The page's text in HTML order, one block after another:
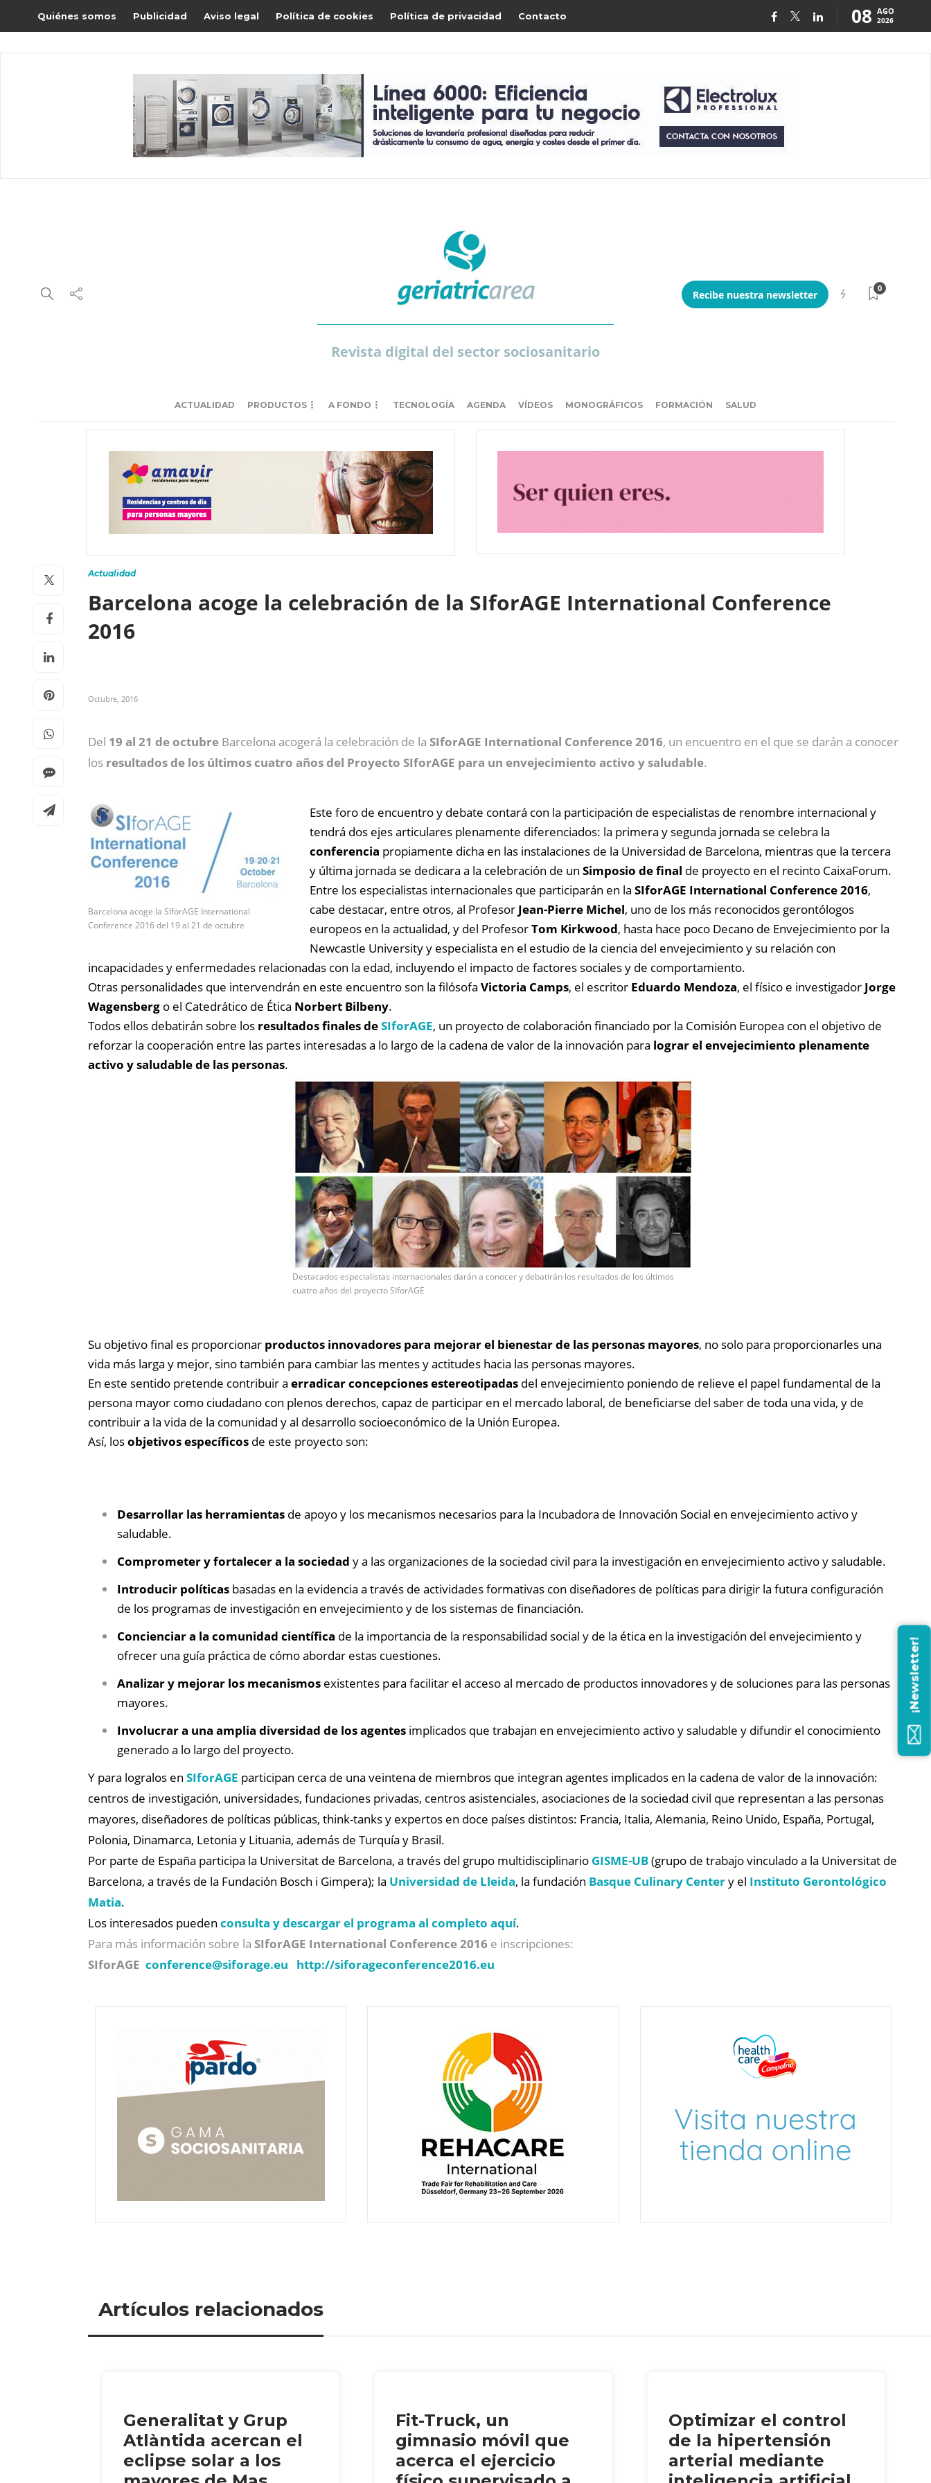
Quiénes somos Publicidad Aviso legal Política de cookies Política de privacidad Contacto 08 AGO
2026
Revista digital del sector sociosanitario
Recibe nuestra newsletter
0
ACTUALIDAD PRODUCTOS A FONDO TECNOLOGÍA AGENDA VÍDEOS MONOGRÁFICOS FORMACIÓN SALUD
Actualidad
Barcelona acoge la celebración de la SIforAGE International Conference
2016
Octubre, 2016
Del 19 al 21 de octubre Barcelona acogerá la celebración de la SIforAGE International Conference 2016, un encuentro en el que se darán a conocer
los resultados de los últimos cuatro años del Proyecto SIforAGE para un envejecimiento activo y saludable.
Barcelona acoge la SIforAGE International
Conference 2016 del 19 al 21 de octubre
Este foro de encuentro y debate contará con la participación de especialistas de renombre internacional y
tendrá dos ejes articulares plenamente diferenciados: la primera y segunda jornada se celebra la
conferencia propiamente dicha en las instalaciones de la Universidad de Barcelona, mientras que la tercera
y última jornada se dedicara a la celebración de un Simposio de final de proyecto en el recinto CaixaForum.
Entre los especialistas internacionales que participarán en la SIforAGE International Conference 2016,
cabe destacar, entre otros, al Profesor Jean-Pierre Michel, uno de los más reconocidos gerontólogos
europeos en la actualidad, y del ProfesorTom Kirkwood, hasta hace poco Decano de Envejecimiento por la
Newcastle University y especialista en el estudio de la ciencia del envejecimiento y su relación con
incapacidades y enfermedades relacionadas con la edad, incluyendo el impacto de factores sociales y de comportamiento.
Otras personalidades que intervendrán en este encuentro son la filósofa Victoria Camps, el escritor Eduardo Mendoza, el físico e investigador Jorge
Wagensberg o el Catedrático de Ética Norbert Bilbeny.
Todos ellos debatirán sobre los resultados finales deSIforAGE, un proyecto de colaboración financiado por la Comisión Europea con el objetivo de
reforzar la cooperación entre las partes interesadas a lo largo de la cadena de valor de la innovación para lograr el envejecimiento plenamente
activo y saludable de las personas.
Destacados especialistas internacionales darán a conocer y debatirán los resultados de los últimos
cuatro años del proyecto SIforAGE
Su objetivo final es proporcionar productos innovadores para mejorar el bienestar de las personas mayores, no solo para proporcionarles una
vida más larga y mejor, sino también para cambiar las mentes y actitudes hacia las personas mayores.
En este sentido pretende contribuir a erradicar concepciones estereotipadas del envejecimiento poniendo de relieve el papel fundamental de la
persona mayor como ciudadano con plenos derechos, capaz de participar en el mercado laboral, de beneficiarse del saber de toda una vida, y de
contribuir a la vida de la comunidad y al desarrollo socioeconómico de la Unión Europea.
Así, losobjetivos específicos de este proyecto son:
Desarrollar las herramientas de apoyo y los mecanismos necesarios para la Incubadora de Innovación Social en envejecimiento activo y
saludable.
Comprometer y fortalecer a la sociedad y a las organizaciones de la sociedad civil para la investigación en envejecimiento activo y saludable.
Introducir políticas basadas en la evidencia a través de actividades formativas con diseñadores de políticas para dirigir la futura configuración
de los programas de investigación en envejecimiento y de los sistemas de financiación.
Concienciar a la comunidad científica de la importancia de la responsabilidad social y de la ética en la investigación del envejecimiento y
ofrecer una guía práctica de cómo abordar estas cuestiones.
Analizar y mejorar los mecanismos existentes para facilitar el acceso al mercado de productos innovadores y de soluciones para las personas
mayores.
Involucrar a una amplia diversidad de los agentes implicados que trabajan en envejecimiento activo y saludable y difundir el conocimiento
generado a lo largo del proyecto.
Y para logralos en SIforAGE participan cerca de una veintena de miembros que integran agentes implicados en la cadena de valor de la innovación:
centros de investigación, universidades, fundaciones privadas, centros asistenciales, asociaciones de la sociedad civil que representan a las personas
mayores, diseñadores de políticas públicas, think-tanks y expertos en doce países distintos: Francia, Italia, Alemania, Reino Unido, España, Portugal,
Polonia, Dinamarca, Letonia y Lituania, además de Turquía y Brasil.
Por parte de España participa la Universitat de Barcelona, a través del grupo multidisciplinario GISME-UB(grupo de trabajo vinculado a la Universitat de
Barcelona, a través de la Fundación Bosch i Gimpera); la Universidad de Lleida, la fundación Basque Culinary Centery el Instituto Gerontológico
Matia.
Los interesados pueden consulta y descargar el programa al completo aquí.
Para más información sobre la SIforAGE International Conference 2016 e inscripciones:
SIforAGE conference@siforage.eu http://siforageconference2016.eu
Artículos relacionados
Generalitat y Grup
Atlàntida acercan el
eclipse solar a los
Fit-Truck, un
gimnasio móvil que
acerca el ejercicio
Optimizar el control
de la hipertensión
arterial mediante
¡Newsletter!